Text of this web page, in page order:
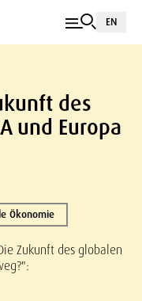
EN
des
und Europa
Ökonomie
Zukunft des globalen